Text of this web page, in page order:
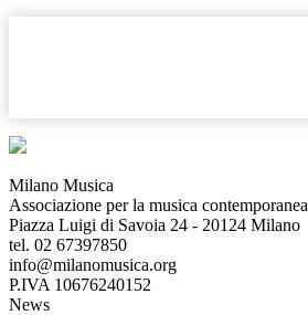
Milano Musica
Associazione per la musica contemporanea
Piazza Luigi di Savoia 24 - 20124 Milano
tel. 02 67397850
info@milanomusica.org
P.IVA 10676240152
News